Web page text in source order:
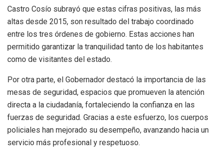
Castro Cosío subrayó que estas cifras positivas, las más
altas desde 2015, son resultado del trabajo coordinado
entre los tres órdenes de gobierno. Estas acciones han
permitido garantizar la tranquilidad tanto de los habitantes
como de visitantes del estado.
Por otra parte, el Gobernador destacó la importancia de las
mesas de seguridad, espacios que promueven la atención
directa a la ciudadanía, fortaleciendo la confianza en las
fuerzas de seguridad. Gracias a este esfuerzo, los cuerpos
policiales han mejorado su desempeño, avanzando hacia un
servicio más profesional y respetuoso.